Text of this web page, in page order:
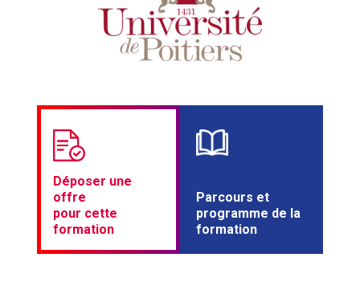
Déposer une
offre
pour cette
formation
Parcours et
programme de la
formation